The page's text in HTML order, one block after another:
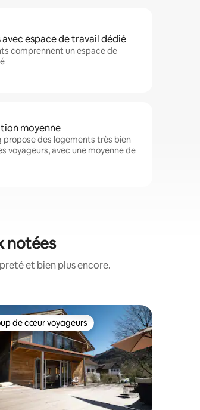
espace de travail dédié
comprennent un espace de
moyenne
propose des logements très bien
voyageurs, avec une moyenne de
notées
et bien plus encore.
de cœur voyageurs
de cœur voyageurs